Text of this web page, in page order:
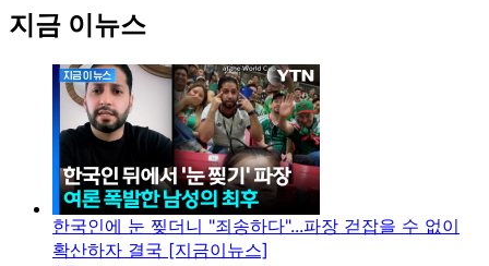
지금 이뉴스
한국인에 눈 찢더니 "죄송하다"...파장 걷잡을 수 없이
확산하자 결국 [지금이뉴스]